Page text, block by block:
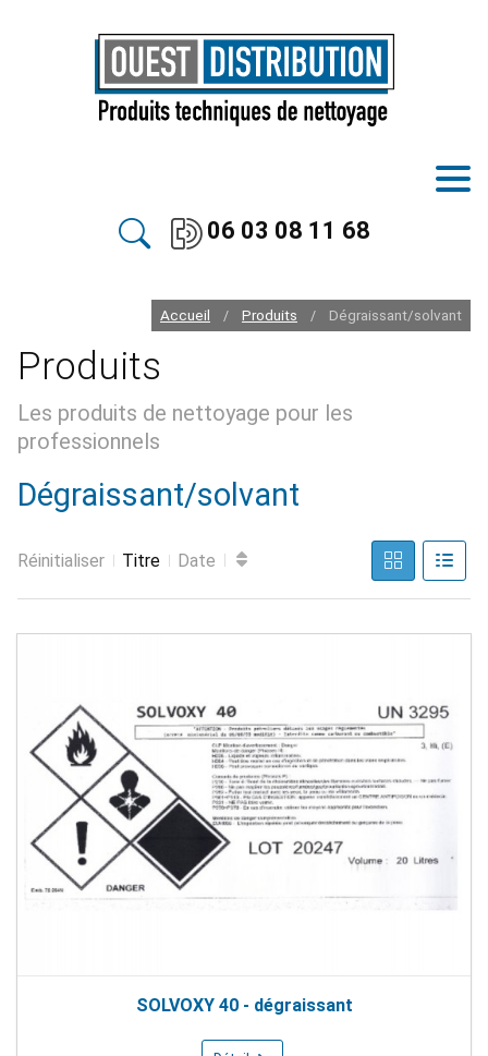
06 03 08 11 68
Accueil / Produits / Dégraissant/solvant
Produits
Les produits de nettoyage pour les
professionnels
Dégraissant/solvant
Réinitialiser Titre Date
SOLVOXY 40 - dégraissant